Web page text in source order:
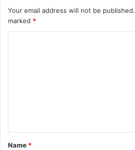
Your email address will not be published.
marked *
*
Name *